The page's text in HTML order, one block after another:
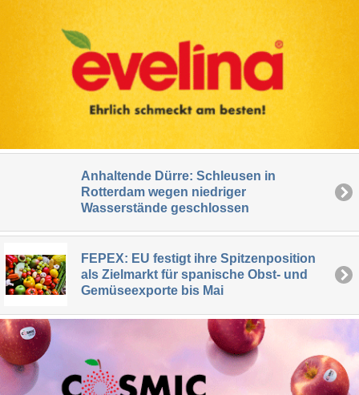
Anhaltende Dürre: Schleusen in
Rotterdam wegen niedriger
Wasserstände geschlossen
FEPEX: EU festigt ihre Spitzenposition
als Zielmarkt für spanische Obst- und
Gemüseexporte bis Mai